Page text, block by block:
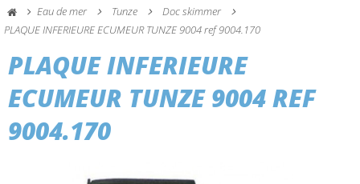
Eau de mer Tunze
Doc skimmer
PLAQUE INFERIEURE ECUMEUR TUNZE 9004 ref 9004.170
PLAQUE INFERIEURE
ECUMEUR TUNZE 9004 REF
9004.170